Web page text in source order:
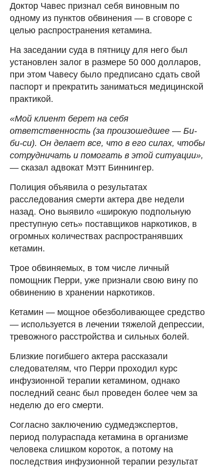
Доктор Чавес признал себя виновным по
одному из пунктов обвинения — в сговоре с
целью распространения кетамина.
На заседании суда в пятницу для него был
установлен залог в размере 50 000 долларов,
при этом Чавесу было предписано сдать свой
паспорт и прекратить заниматься медицинской
практикой.
«Мой клиент берет на себя
ответственность (за произошедшее — Би-
би-си). Он делает все, что в его силах, чтобы
сотрудничать и помогать в этой ситуации»,
— сказал адвокат Мэтт Биннингер.
Полиция объявила о результатах
расследования смерти актера две недели
назад. Оно выявило «широкую подпольную
преступную сеть» поставщиков наркотиков, в
огромных количествах распространявших
кетамин.
Трое обвиняемых, в том числе личный
помощник Перри, уже признали свою вину по
обвинению в хранении наркотиков.
Кетамин — мощное обезболивающее средство
— используется в лечении тяжелой депрессии,
тревожного расстройства и сильных болей.
Близкие погибшего актера рассказали
следователям, что Перри проходил курс
инфузионной терапии кетамином, однако
последний сеанс был проведен более чем за
неделю до его смерти.
Согласно заключению судмедэкспертов,
период полураспада кетамина в организме
человека слишком короток, а потому на
последствия инфузионной терапии результат